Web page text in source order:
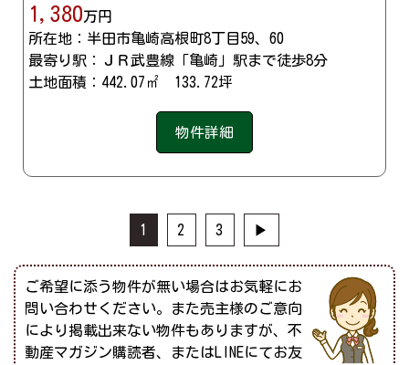
1,380万円
所在地：半田市亀崎高根町8丁目59、60
最寄り駅：ＪＲ武豊線「亀崎」駅まで徒歩8分
土地面積：442.07㎡ 133.72坪
物件詳細
1 2 3 ▶
ご希望に添う物件が無い場合はお気軽にお
問い合わせください。また売主様のご意向
により掲載出来ない物件もありますが、不
動産マガジン購読者、またはLINEにてお友